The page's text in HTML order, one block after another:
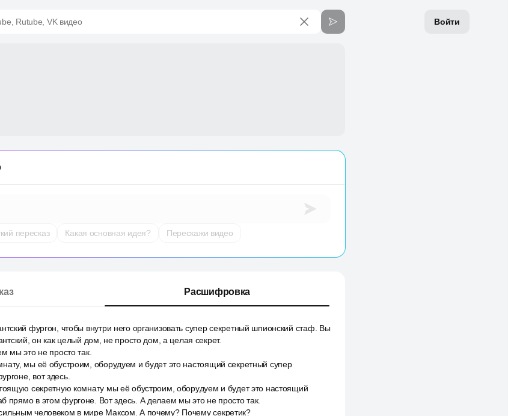
Войти
Rutube, VK видео
пересказ Какая основная идея? Перескажи видео
Расшифровка
фургон, чтобы внутри него организовать супер секретный шпионский стаф. Вы
он как целый дом, не просто дом, а целая секрет.
мы это не просто так.
мы её обустроим, оборудуем и будет это настоящий секретный супер
вот здесь.
секретную комнату мы её обустроим, оборудуем и будет это настоящий
прямо в этом фургоне. Вот здесь. А делаем мы это не просто так.
человеком в мире Максом. А почему? Почему секретик?